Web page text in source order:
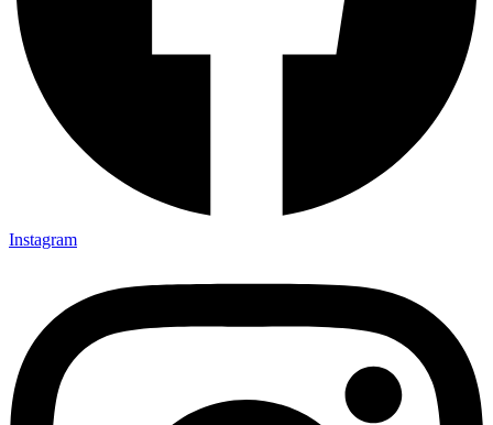
Instagram